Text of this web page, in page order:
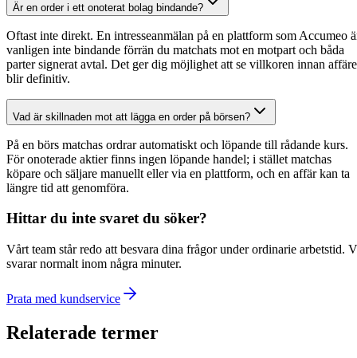
Är en order i ett onoterat bolag bindande?
Oftast inte direkt. En intresseanmälan på en plattform som Accumeo
vanligen inte bindande förrän du matchats mot en motpart och båda
parter signerat avtal. Det ger dig möjlighet att se villkoren innan
blir definitiv.
Vad är skillnaden mot att lägga en order på börsen?
På en börs matchas ordrar automatiskt och löpande till rådande kurs.
För onoterade aktier finns ingen löpande handel; i stället matchas
köpare och säljare manuellt eller via en plattform, och en affär kan ta
längre tid att genomföra.
Hittar du inte svaret du söker?
Vårt team står redo att besvara dina frågor under ordinarie arbetstid.
svarar normalt inom några minuter.
Prata med kundservice
Relaterade termer